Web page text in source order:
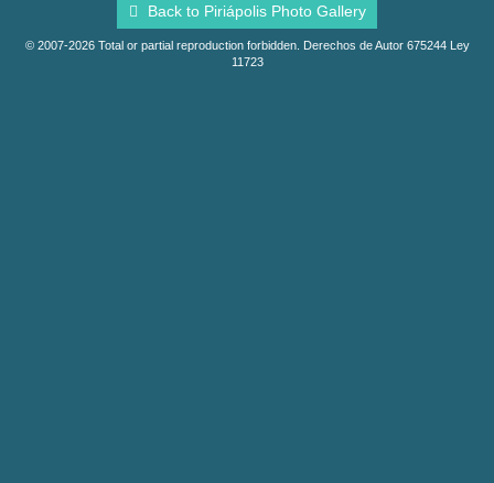
Back to Piriápolis Photo Gallery
© 2007-2026 Total or partial reproduction forbidden. Derechos de Autor 675244 Ley
11723